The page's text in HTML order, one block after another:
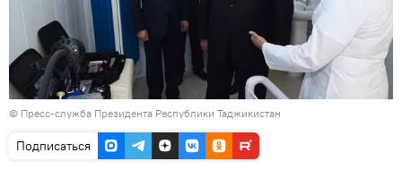
© Пресс-служба Президента Республики Таджикистан
Подписаться